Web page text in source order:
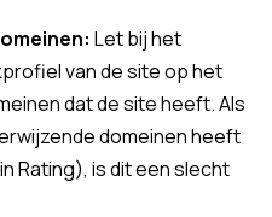
Let bij het
van de site op het
dat de site heeft. Als
domeinen heeft
Rating), is dit een slecht